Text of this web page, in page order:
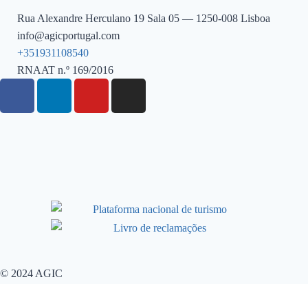
Rua Alexandre Herculano 19 Sala 05 — 1250-008 Lisboa
info@agicportugal.com
+351931108540
RNAAT n.º 169/2016
© 2024 AGIC